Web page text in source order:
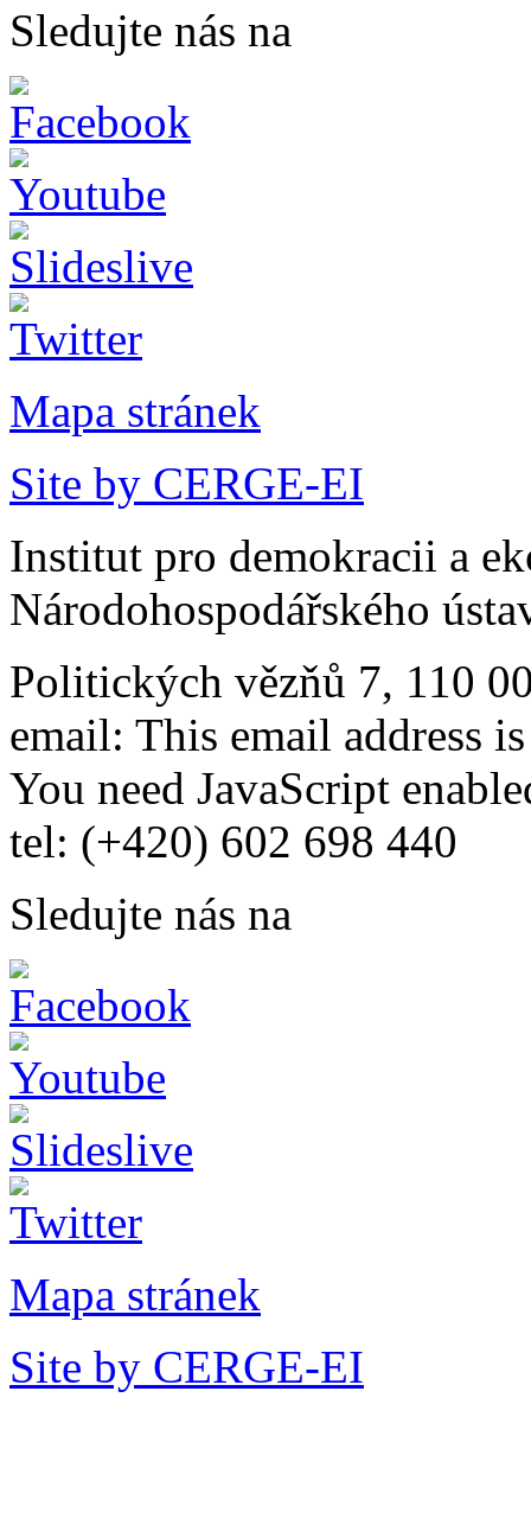
Sledujte nás na
Mapa stránek
Site by CERGE-EI
Institut pro demokracii a
Národohospodářského
Politických vězňů 7, 110
email: This email address
You need JavaScript
tel: (+420) 602 698 440
Sledujte nás na
Mapa stránek
Site by CERGE-EI